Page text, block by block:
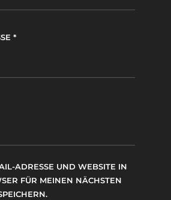
*
ADRESSE UND WEBSITE IN
FÜR MEINEN NÄCHSTEN